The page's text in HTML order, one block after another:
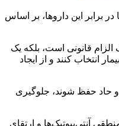
برابر این داروها، بر اساس
قانونی است، بلکه یک
انتخاب کنند و از ایجاد
و حاد حفظ شوند، جلوگیری
آنتی‌بیوتیک‌ها و ارتقای